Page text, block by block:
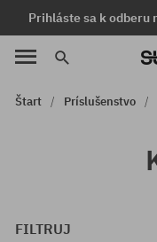
Prihláste sa k odberu
Štart Príslušenstvo
FILTRUJ